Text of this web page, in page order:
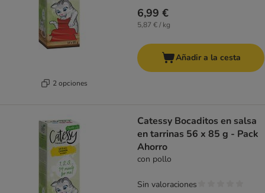
2 opciones
6,99 €
5,87 € / kg
Añadir a la cesta
Catessy Bocaditos en salsa
en tarrinas 56 x 85 g - Pack
Ahorro
con pollo
Sin valoraciones